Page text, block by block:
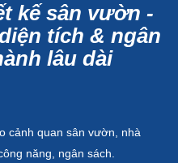
kế sân vườn -
tích & ngân
lâu dài
cảnh quan sân vườn, nhà
năng, ngân sách.